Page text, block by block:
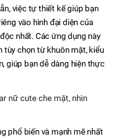
việc tự thiết kế giúp bạn
vào hình đại diện của
nhất. Các ứng dụng này
tùy chọn từ khuôn mặt, kiểu
giúp bạn dễ dàng hiện thực
nữ cute che mặt, nhìn
phổ biến và mạnh mẽ nhất